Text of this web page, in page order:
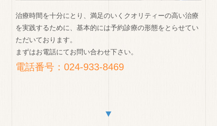
治療時間を十分にとり、満足のいくクオリティーの高い治療
を実践するために、基本的には予約診療の形態をとらせてい
ただいております。
まずはお電話にてお問い合わせ下さい。
電話番号：024-933-8469
▼